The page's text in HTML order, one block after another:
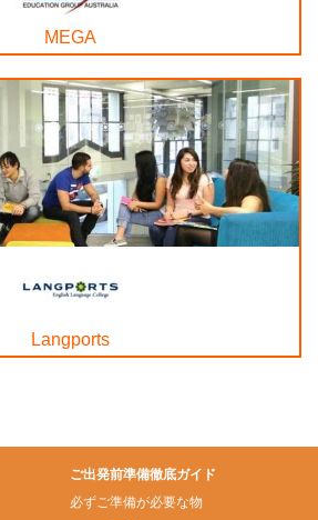
MEGA
Langports
ご出発前準備徹底ガイド
必ずご準備が必要な物